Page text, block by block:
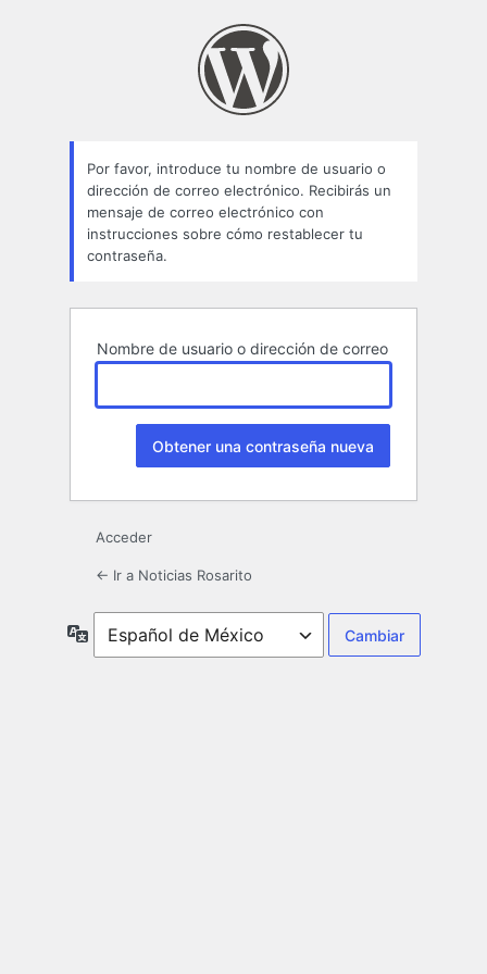
Por favor, introduce tu nombre de usuario o
dirección de correo electrónico. Recibirás un
mensaje de correo electrónico con
instrucciones sobre cómo restablecer tu
contraseña.
Nombre de usuario o dirección de correo
Acceder
← Ir a Noticias Rosarito
Idioma